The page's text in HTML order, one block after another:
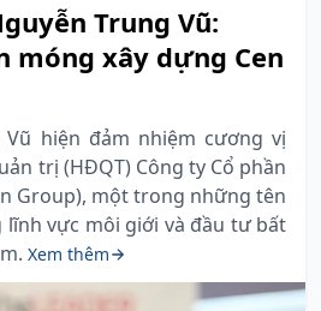
Trung Vũ:
móng xây dựng Cen
Vũ hiện đảm nhiệm cương vị
trị (HĐQT) Công ty Cổ phần
Group), một trong những tên
vực môi giới và đầu tư bất
Xem thêm